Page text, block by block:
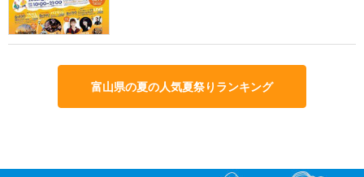
富山県の夏の人気夏祭りランキング